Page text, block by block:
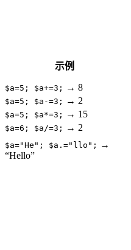
示例
$a=5; $a+=3; → 8
$a=5; $a-=3; → 2
$a=5; $a*=3; → 15
$a=6; $a/=3; → 2
$a="He"; $a.="llo";
→
“Hello”